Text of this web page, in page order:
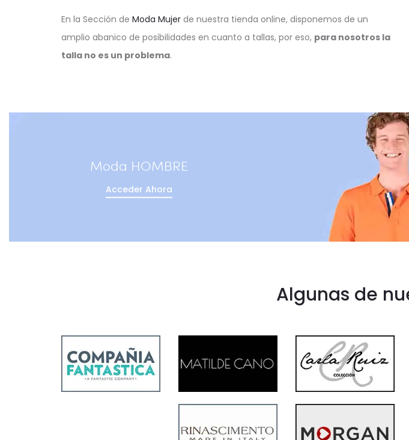
En la Sección de Moda Mujer de nuestra tienda online, disponemos de un
amplio abanico de posibilidades en cuanto a tallas, por eso, para nosotros la
talla no es un problema.
Moda HOMBRE
Acceder Ahora
Algunas de